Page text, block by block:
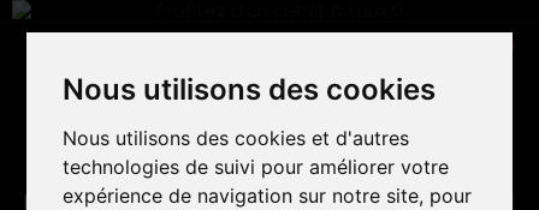
Nous utilisons des cookies
Nous utilisons des cookies et d'autres
technologies de suivi pour améliorer votre
expérience de navigation sur notre site, pour